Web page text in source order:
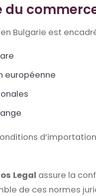
du
Bulgarie est
européenne
Legal assure la
de ces normes